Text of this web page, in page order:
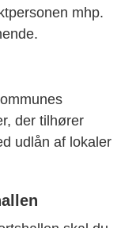
mhp.
der tilhører
udlån af lokaler